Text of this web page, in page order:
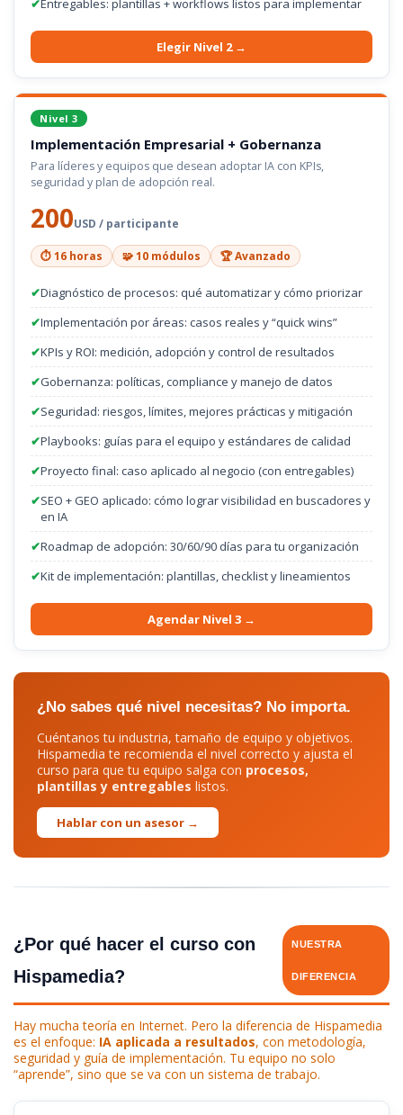
✔Entregables: plantillas + workflows listos para implementar
Elegir Nivel 2 →
Nivel 3
Implementación Empresarial + Gobernanza
Para líderes y equipos que desean adoptar IA con KPIs,
seguridad y plan de adopción real.
200USD / participante
⏱️ 16 horas 🧩 10 módulos 🏆 Avanzado
✔Diagnóstico de procesos: qué automatizar y cómo priorizar
✔Implementación por áreas: casos reales y “quick wins”
✔KPIs y ROI: medición, adopción y control de resultados
✔Gobernanza: políticas, compliance y manejo de datos
✔Seguridad: riesgos, límites, mejores prácticas y mitigación
✔Playbooks: guías para el equipo y estándares de calidad
✔Proyecto final: caso aplicado al negocio (con entregables)
✔SEO + GEO aplicado: cómo lograr visibilidad en buscadores y
en IA
✔Roadmap de adopción: 30/60/90 días para tu organización
✔Kit de implementación: plantillas, checklist y lineamientos
Agendar Nivel 3 →
¿No sabes qué nivel necesitas? No importa.
Cuéntanos tu industria, tamaño de equipo y objetivos.
Hispamedia te recomienda el nivel correcto y ajusta el
curso para que tu equipo salga con procesos,
plantillas y entregables listos.
Hablar con un asesor →
¿Por qué hacer el curso con
Hispamedia?
NUESTRA
DIFERENCIA
Hay mucha teoría en Internet. Pero la diferencia de Hispamedia
es el enfoque: IA aplicada a resultados, con metodología,
seguridad y guía de implementación. Tu equipo no solo
“aprende”, sino que se va con un sistema de trabajo.